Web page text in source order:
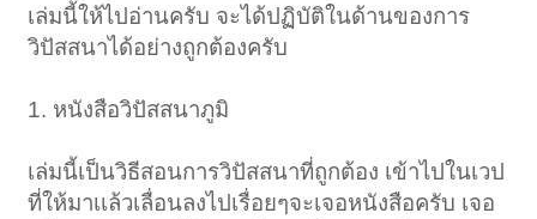
เล่มนี้ให้ไปอ่านครับ จะได้ปฏิบัติในด้านของการ
วิปัสสนาได้อย่างถูกต้องครับ
1. หนังสือวิปัสสนาภูมิ
เล่มนี้เป็นวิธีสอนการวิปัสสนาที่ถูกต้อง เข้าไปในเวป
ที่ให้มาเเล้วเลื่อนลงไปเรื่อยๆจะเจอหนังสือครับ เจอ